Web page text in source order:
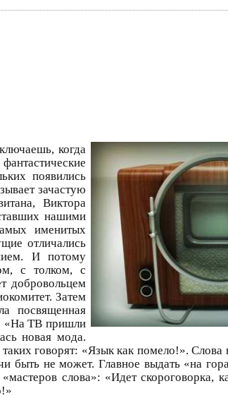
когда
появились
зачастую
Виктора
нашими
именитых
отличались
И потому
с толком, с
добровольцем
Затем
посвященная
«На ТВ пришли
новая мода.
говорят: «Язык как помело!».
быть не может. Главное выдать «на
слова»: «Идет скороговорка,